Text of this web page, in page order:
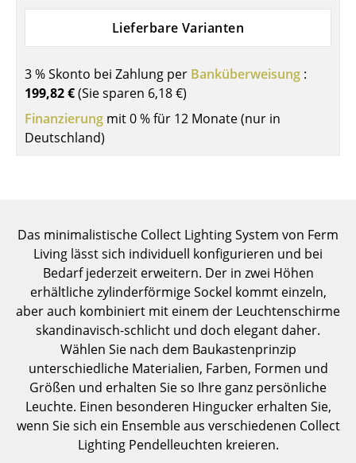
Einzelteile
Aufbewahren
Regale & Schränke
Bücherregale
TV Möbel
Beistell- & Rollcontainer
Barmöbel
Garderoben
Kleinaufbewahrung
Einzelteile
... alle Aufbewahrungsmöbel
Lieferbare Varianten
3 % Skonto bei Zahlung per Banküberweisung :
199,82 €(Sie sparen 6,18 €)
Finanzierung mit 0 % für 12 Monate (nur in
Deutschland)
Das minimalistische Collect Lighting System von Ferm
Living lässt sich individuell konfigurieren und bei
Bedarf jederzeit erweitern. Der in zwei Höhen
erhältliche zylinderförmige Sockel kommt einzeln,
aber auch kombiniert mit einem der Leuchtenschirme
skandinavisch-schlicht und doch elegant daher.
Wählen Sie nach dem Baukastenprinzip
unterschiedliche Materialien, Farben, Formen und
Größen und erhalten Sie so Ihre ganz persönliche
Leuchte. Einen besonderen Hingucker erhalten Sie,
wenn Sie sich ein Ensemble aus verschiedenen Collect
Lighting Pendelleuchten kreieren.